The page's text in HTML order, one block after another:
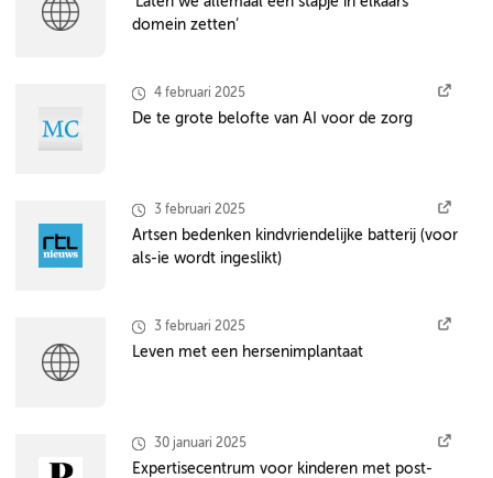
domein zetten’
4 februari 2025
De te grote belofte van AI voor de zorg
3 februari 2025
Artsen bedenken kindvriendelijke batterij (voor
als-ie wordt ingeslikt)
3 februari 2025
Leven met een hersenimplantaat
30 januari 2025
Expertisecentrum voor kinderen met post-